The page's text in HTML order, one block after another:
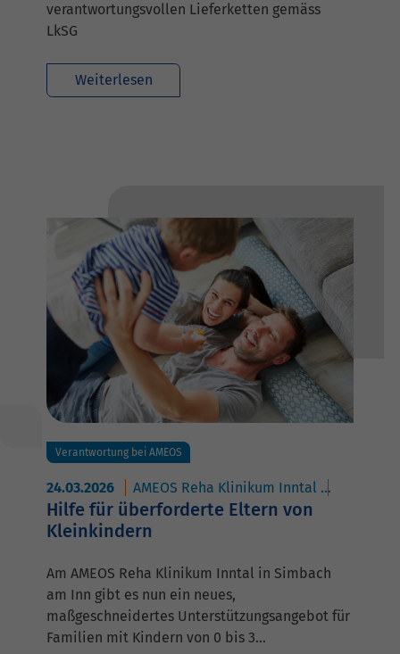
verantwortungsvollen Lieferketten gemäss
LkSG
Weiterlesen
Verantwortung bei AMEOS
24.03.2026 AMEOS Reha Klinikum Inntal
Hilfe für überforderte Eltern von
Kleinkindern
Am AMEOS Reha Klinikum Inntal in Simbach
am Inn gibt es nun ein neues,
maßgeschneidertes Unterstützungsangebot für
Familien mit Kindern von 0 bis 3…